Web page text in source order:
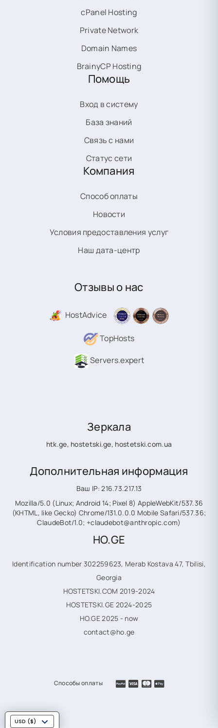
cPanel Hosting
Private Network
Domain Names
BrainyCP Hosting
Помощь
Вход в систему
База знаний
Связь с нами
Статус сети
Компания
Способ оплаты
Новости
Условия предоставления услуг
Наш дата-центр
Отзывы о нас
HostAdvice
TopHosts
Servers.expert
Зеркала
htk.ge, hostetski.ge, hostetski.com.ua
Дополнительная информация
Ваш IP: 216.73.217.13
Mozilla/5.0 (Linux; Android 14; Pixel 8) AppleWebKit/537.36
(KHTML, like Gecko) Chrome/131.0.0.0 Mobile Safari/537.36;
ClaudeBot/1.0; +claudebot@anthropic.com)
HO.GE
Identification number 302259623, Merab Kostava 47, Tbilisi,
Georgia
HOSTETSKI.COM 2019-2024
HOSTETSKI.GE 2024-2025
HO.GE 2025 - now
contact@ho.ge
Способы оплаты